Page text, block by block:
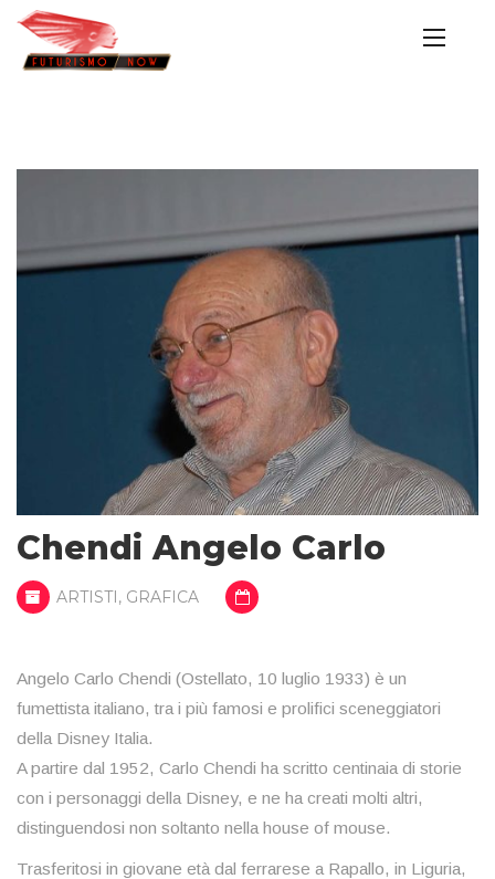
Chendi Angelo Carlo
ARTISTI, GRAFICA
Angelo Carlo Chendi (Ostellato, 10 luglio 1933) è un
fumettista italiano, tra i più famosi e prolifici sceneggiatori
della Disney Italia.
A partire dal 1952, Carlo Chendi ha scritto centinaia di storie
con i personaggi della Disney, e ne ha creati molti altri,
distinguendosi non soltanto nella house of mouse.
Trasferitosi in giovane età dal ferrarese a Rapallo, in Liguria,